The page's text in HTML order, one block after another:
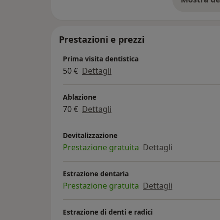
Prestazioni e prezzi
Prima visita dentistica
50 € Dettagli
Ablazione
70 € Dettagli
Devitalizzazione
Prestazione gratuita Dettagli
Estrazione dentaria
Prestazione gratuita Dettagli
Estrazione di denti e radici